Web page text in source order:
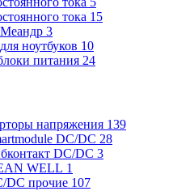
тока 15
3
ноутбуков 10
питания 24
напряжения 139
DC/DC 28
DC/DC 3
WELL 1
DC прочие 107